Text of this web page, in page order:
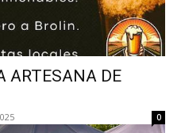
ARTESANA DE
0